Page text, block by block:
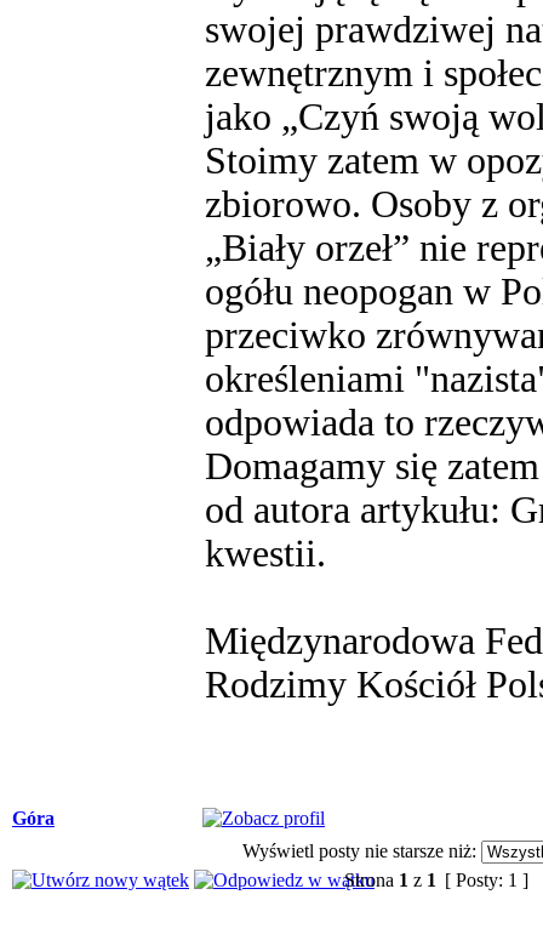
swojej prawdziwej
zewnętrznym i
jako „Czyń swoją
Stoimy zatem w
zbiorowo. Osoby z
„Biały orzeł” nie
ogółu neopogan w
przeciwko
określeniami
odpowiada to
Domagamy się
od autora artykułu:
kwestii.
Międzynarodowa
Rodzimy Kościół
Góra
Wyświetl posty nie starsze niż:
Strona 1 z 1 [ Posty: 1 ]